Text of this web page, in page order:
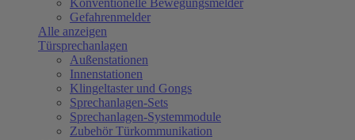
Konventionelle Bewegungsmelder
Gefahrenmelder
Alle anzeigen
Türsprechanlagen
Außenstationen
Innenstationen
Klingeltaster und Gongs
Sprechanlagen-Sets
Sprechanlagen-Systemmodule
Zubehör Türkommunikation